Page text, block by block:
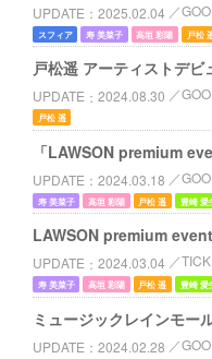
UPDATE 2025.02.04
スフィア 寿 美菜子 高垣 彩陽 戸松
戸松遥 アーティストデビ
UPDATE 2024.08.30
戸松 遥
「LAWSON premium
UPDATE 2024.03.18
寿 美菜子 高垣 彩陽 戸松 遥 豊崎 愛
LAWSON premium
UPDATE 2024.03.04
寿 美菜子 高垣 彩陽 戸松 遥 豊崎 愛
ミュージックレインモ
UPDATE 2024.02.28